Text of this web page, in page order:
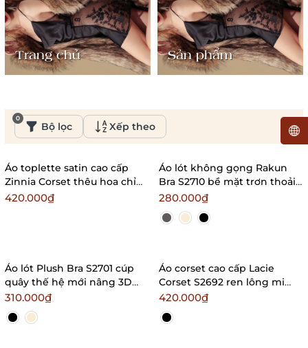
Trang chủ Sản phẩm
Bộ lọc
0
Xếp theo
Áo toplette satin cao cấp
Zinnia Corset thêu hoa chỉ
nổi sang trọng gợi cảm mùa
420.000₫
Áo lót không gọng Rakun
Bra S2710 bề mặt trơn thoải
mái cúp V phối lưới cao cấp
Bralettehousevn
280.000₫
Áo lót Plush Bra S2701 cúp
quây thế hệ mới nâng 3D
cao cấp Bralettehousevn
310.000₫
Áo corset cao cấp Lacie
Corset S2692 ren lông mi
sang trọng có gọng mút
Bralettehousevn
420.000₫